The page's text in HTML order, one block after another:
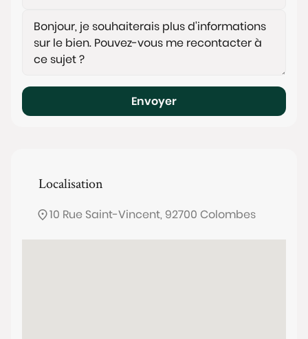
Envoyer
Localisation
10 Rue Saint-Vincent, 92700 Colombes